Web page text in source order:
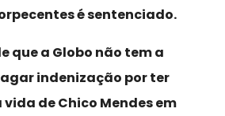
é sentenciado.
que a Globo não tem a
indenização por ter
de Chico Mendes em